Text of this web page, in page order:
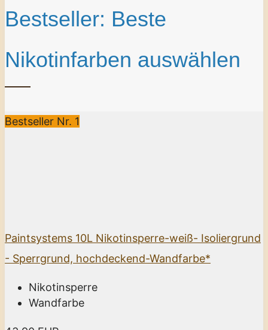
Bestseller: Beste
Nikotinfarben auswählen
Bestseller Nr. 1
Paintsystems 10L Nikotinsperre-weiß- Isoliergrund
- Sperrgrund, hochdeckend-Wandfarbe*
Nikotinsperre
Wandfarbe